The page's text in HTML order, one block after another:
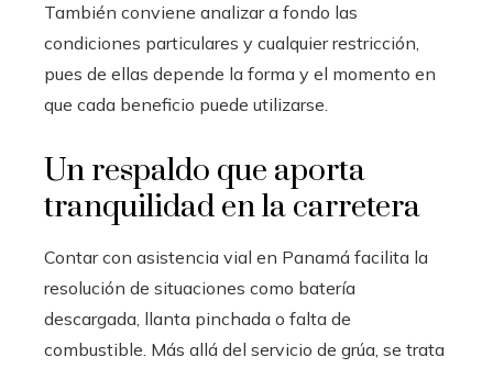
También conviene analizar a fondo las
condiciones particulares y cualquier restricción,
pues de ellas depende la forma y el momento en
que cada beneficio puede utilizarse.
Un respaldo que aporta
tranquilidad en la carretera
Contar con asistencia vial en Panamá facilita la
resolución de situaciones como batería
descargada, llanta pinchada o falta de
combustible. Más allá del servicio de grúa, se trata